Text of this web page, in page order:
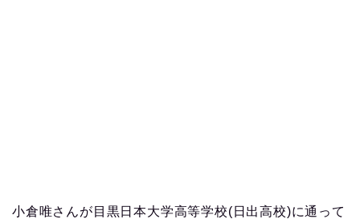
小倉唯さんが目黒日本大学高等学校(日出高校)に通って